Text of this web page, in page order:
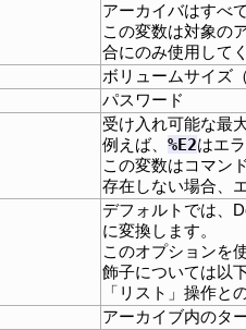
アーカイバはすべ
この変数は対象の
合にのみ使用して
ボリュームサイズ
パスワード
受け入れ可能な最
例えば、 %E2はエ
この変数はコマン
存在しない場合、
デフォルトでは、
に変換します。
このオプションを
飾子については以
「リスト」操作と
アーカイブ内のタ